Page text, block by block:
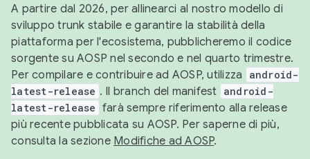
A partire dal 2026, per allinearci al nostro modello di
sviluppo trunk stabile e garantire la stabilità della
piattaforma per l'ecosistema, pubblicheremo il codice
sorgente su AOSP nel secondo e nel quarto trimestre.
Per compilare e contribuire ad AOSP, utilizza
android-
latest-release . Il branch del manifest android-
latest-release farà sempre riferimento alla release
più recente pubblicata su AOSP. Per saperne di più,
consulta la sezione Modifiche ad AOSP.